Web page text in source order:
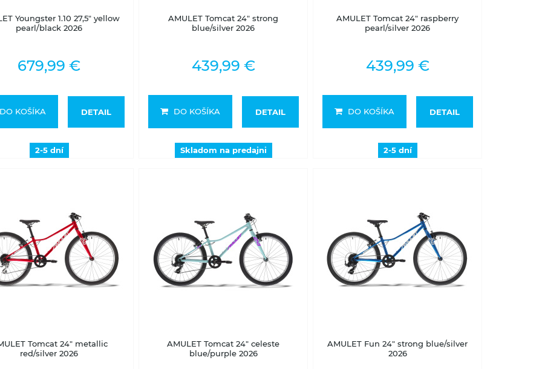
Youngster 1.10 27,5" yellow
pearl/black 2026
679,99 €
KOŠÍKA DETAIL
2-5 dní
AMULET Tomcat 24" strong
blue/silver 2026
439,99 €
DO KOŠÍKA DETAIL
Skladom na predajni
AMULET Tomcat 24" raspberry
pearl/silver 2026
439,99 €
DO KOŠÍKA DETAIL
2-5 dní
Tomcat 24" metallic
red/silver 2026
AMULET Tomcat 24" celeste
blue/purple 2026
AMULET Fun 24" strong blue/silver
2026